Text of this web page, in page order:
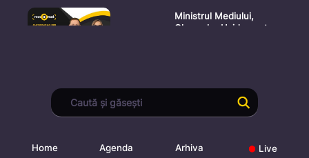
Ministrul Mediului,
Gheorghe Hajder, este
Consultări publice privind
proiectul de lege pent
Home Agenda Arhiva Live